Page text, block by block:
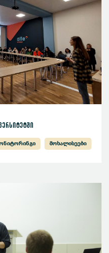
მოხალისეები